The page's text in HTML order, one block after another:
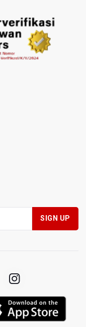
Capai 10,05 Juta
2026, Promosikan
Rampung 2026
Gratis di Pos
Perbarui Data
Sejumlah Wilayah